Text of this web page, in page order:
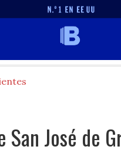
San José de